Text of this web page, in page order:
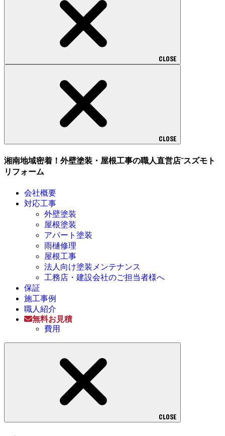
CLOSE
CLOSE
湘南地域密着！外壁塗装・屋根工事の職人直営店⁻スズモト
リフォーム
会社概要
対応工事
外壁塗装
屋根塗装
アパート塗装
雨樋修理
屋根工事
法人向け塗装メンテナンス
工務店・建設会社のご担当者様へ
保証
施工事例
職人紹介
無料お見積
費用
CLOSE